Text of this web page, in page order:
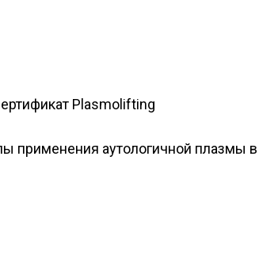
Plasmolifting
применения аутологичной плазмы в